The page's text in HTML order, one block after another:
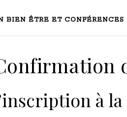
BIEN ÊTRE ET CONFÉRENCES
à